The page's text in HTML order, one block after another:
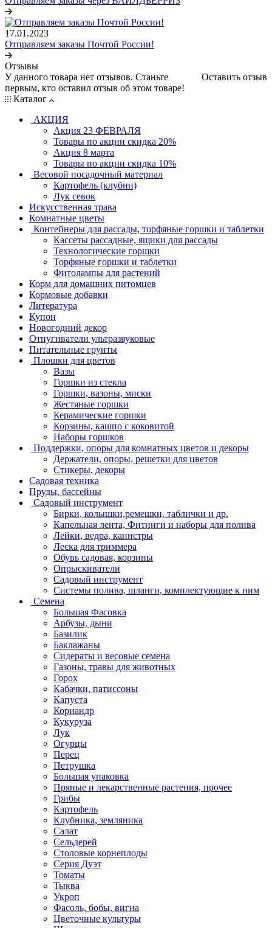
17.01.2023
Отправляем заказы Почтой России!
Отзывы
Оставить отзыв
У данного товара нет отзывов. Станьте
первым, кто оставил отзыв об этом товаре!
Каталог
АКЦИЯ
Акция 23 ФЕВРАЛЯ
Товары по акции скидка 20%
Акция 8 марта
Товары по акции скидка 10%
Весовой посадочный материал
Картофель (клубни)
Лук севок
Искусственная трава
Комнатные цветы
Контейнеры для рассады, торфяные горшки и таблетки
Кассеты рассадные, ящики для рассады
Технологические горшки
Торфяные горшки и таблетки
Фитолампы для растений
Корм для домашних питомцев
Кормовые добавки
Литература
Купон
Новогодний декор
Отпугиватели ультразвуковые
Питательные грунты
Плошки для цветов
Вазы
Горшки из стекла
Горшки, вазоны, миски
Жестяные горшки
Керамические горшки
Корзины, кашпо с коковитой
Наборы горшков
Поддержки, опоры для комнатных цветов и декоры
Держатели, опоры, решетки для цветов
Стикеры, декоры
Садовая техника
Пруды, бассейны
Садовый инструмент
Бирки, колышки,ремешки, таблички и др.
Капельная лента, Фитинги и наборы для полива
Лейки, ведра, канистры
Леска для триммера
Обувь садовая, корзины
Опрыскиватели
Садовый инструмент
Системы полива, шланги, комплектующие к ним
Семена
Большая Фасовка
Арбузы, дыни
Базилик
Баклажаны
Сидераты и весовые семена
Газоны, травы для животных
Горох
Кабачки, патиссоны
Капуста
Кориандр
Кукуруза
Лук
Огурцы
Перец
Петрушка
Большая упаковка
Пряные и лекарственные растения, прочее
Грибы
Картофель
Клубника, земляника
Салат
Сельдерей
Столовые корнеплоды
Серия Дуэт
Томаты
Тыква
Укроп
Фасоль, бобы, вигна
Цветочные культуры